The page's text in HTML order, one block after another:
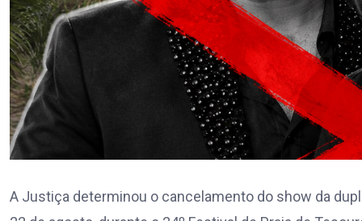
A Justiça determinou o cancelamento do show da